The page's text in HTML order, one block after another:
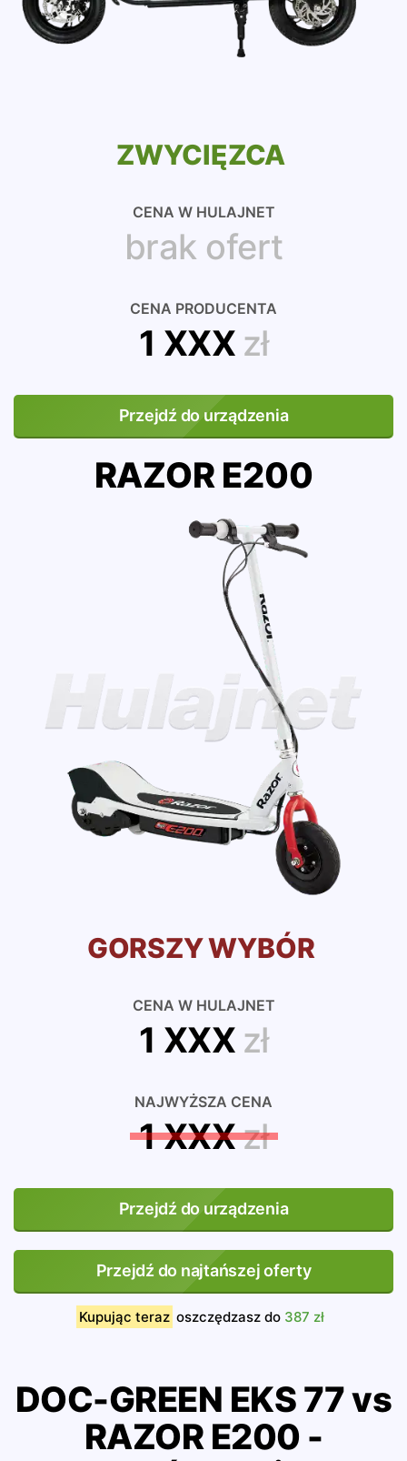
ZWYCIĘZCA
CENA W HULAJNET
brak ofert
CENA PRODUCENTA
1 XXX zł
Przejdź do urządzenia
RAZOR E200
GORSZY WYBÓR
CENA W HULAJNET
1 XXX zł
NAJWYŻSZA CENA
1 XXXzł
Przejdź do urządzenia
Przejdź do najtańszej oferty
Kupując teraz oszczędzasz do 387 zł
DOC-GREEN EKS 77 vs
RAZOR E200 -